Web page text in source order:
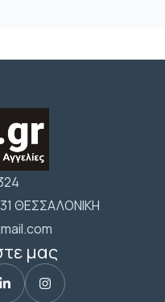
ΘΕΣΣΑΛΟΝΙΚΗ
μας